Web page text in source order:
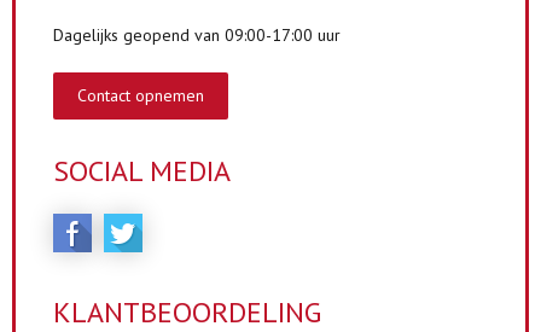
Dagelijks geopend van 09:00-17:00 uur
Contact opnemen
SOCIAL MEDIA
KLANTBEOORDELING